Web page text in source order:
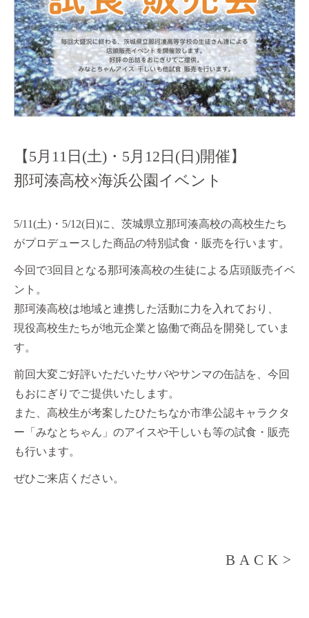
【5月11日(土)・5月12日(日)開催】
那珂湊高校×海浜公園イベント
5/11(土)・5/12(日)に、茨城県立那珂湊高校の高校生たち
がプロデュースした商品の特別試食・販売を行います。
今回で3回目となる那珂湊高校の生徒による店頭販売イベ
ント。
那珂湊高校は地域と連携した活動に力を入れており、
現役高校生たちが地元企業と協働で商品を開発していま
す。
前回大変ご好評いただいたサバやサンマの缶詰を、今回
もおにぎりでご提供いたします。
また、高校生が考案したひたちなか市準公認キャラクタ
ー「みなとちゃん」のアイスや干しいも等の試食・販売
も行います。
ぜひご来店ください。
BACK>